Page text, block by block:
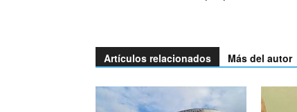
Artículos relacionados Más del autor